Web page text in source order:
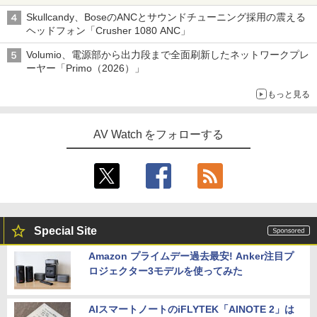
Skullcandy、BoseのANCとサウンドチューニング採用の震える
ヘッドフォン「Crusher 1080 ANC」
Volumio、電源部から出力段まで全面刷新したネットワークプレ
ーヤー「Primo（2026）」
もっと見る
AV Watch をフォローする
Special Site
Amazon プライムデー過去最安! Anker注目プ
ロジェクター3モデルを使ってみた
AIスマートノートのiFLYTEK「AINOTE 2」は